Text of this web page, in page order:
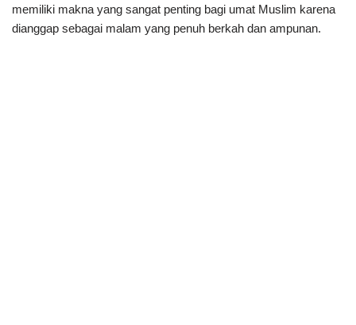
memiliki makna yang sangat penting bagi umat Muslim karena
dianggap sebagai malam yang penuh berkah dan ampunan.